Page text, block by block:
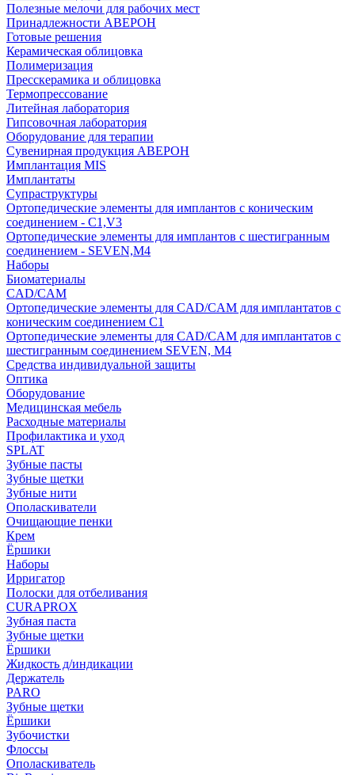
Полезные мелочи для рабочих мест
Принадлежности АВЕРОН
Готовые решения
Керамическая облицовка
Полимеризация
Пресскерамика и облицовка
Термопрессование
Литейная лаборатория
Гипсовочная лаборатория
Оборудование для терапии
Сувенирная продукция АВЕРОН
Имплантация MIS
Имплантаты
Супраструктуры
Ортопедические элементы для имплантов с коническим
соединением - C1,V3
Ортопедические элементы для имплантов с шестигранным
соединением - SEVEN,M4
Наборы
Биоматериалы
CAD/CAM
Ортопедические элементы для CAD/CAM для имплантатов с
коническим соединением С1
Ортопедические элементы для CAD/CAM для имплантатов с
шестигранным соединением SEVEN, М4
Средства индивидуальной защиты
Оптика
Оборудование
Медицинская мебель
Расходные материалы
Профилактика и уход
SPLAT
Зубные пасты
Зубные щетки
Зубные нити
Ополаскиватели
Очищающие пенки
Крем
Ёршики
Наборы
Ирригатор
Полоски для отбеливания
CURAPROX
Зубная паста
Зубные щетки
Ёршики
Жидкость д/индикации
Держатель
PARO
Зубные щетки
Ёршики
Зубочистки
Флоссы
Ополаскиватель